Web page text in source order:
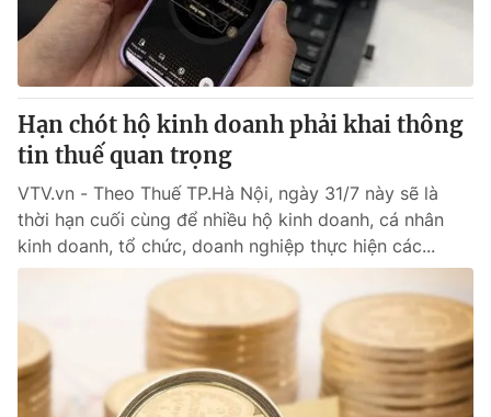
Cơ quan báo chí:Thời báo VTV
Giấy phép hoạt động báo in và báo điện tử số 483/GP-BTTTT
cấp ngày 29/12/2023
Tổng Biên tập:Vũ Thanh Thủy
Phó Tổng Biên tập:
Nguyễn Thị Mỹ Hạnh, Phạm Quốc Thắng,
Nguyễn Trọng Ninh
Ðiện thoại Thời báo VTV: 024.66 897 897
Email:toasoan@vtv.vn
Liên hệ quảng cáo:
024-7300.7108
Hạn chót hộ kinh doanh phải khai thông
tin thuế quan trọng
VTV.vn - Theo Thuế TP.Hà Nội, ngày 31/7 này sẽ là
thời hạn cuối cùng để nhiều hộ kinh doanh, cá nhân
kinh doanh, tổ chức, doanh nghiệp thực hiện các...